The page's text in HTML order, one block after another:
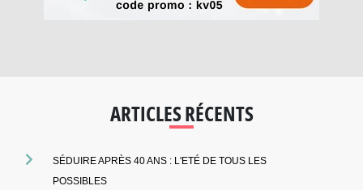
ARTICLES RÉCENTS
SÉDUIRE APRÈS 40 ANS : L'ETÉ DE TOUS LES
POSSIBLES